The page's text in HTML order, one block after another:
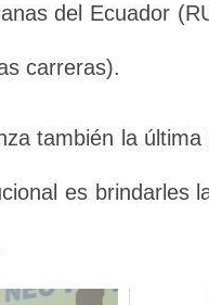
del Ecuador
carreras).
también la
es brindarles